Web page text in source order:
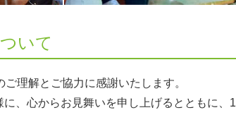
いて
理解とご協力に感謝いたします。
、心からお見舞いを申し上げるとともに、